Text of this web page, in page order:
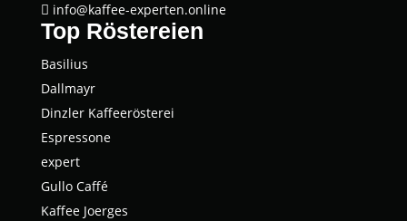
 info@kaffee-experten.online
Top Röstereien
Basi­li­us
Dall­mayr
Dinz­ler Kaffeerösterei
Espres­so­ne
expert
Gul­lo Caffé
Kaffee Joer­ges